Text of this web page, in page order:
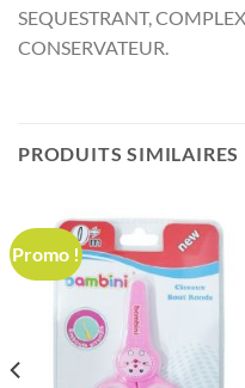
SEQUESTRANT,
CONSERVATEUR.
PRODUITS SIMILAIRES
Promo !